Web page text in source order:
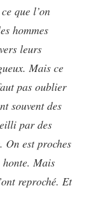
que l’on
hommes
leurs
Mais ce
pas oublier
souvent des
par des
On est proches
honte. Mais
reproché. Et